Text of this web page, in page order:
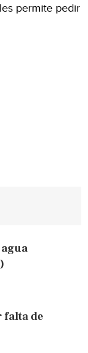
permite pedir
falta de